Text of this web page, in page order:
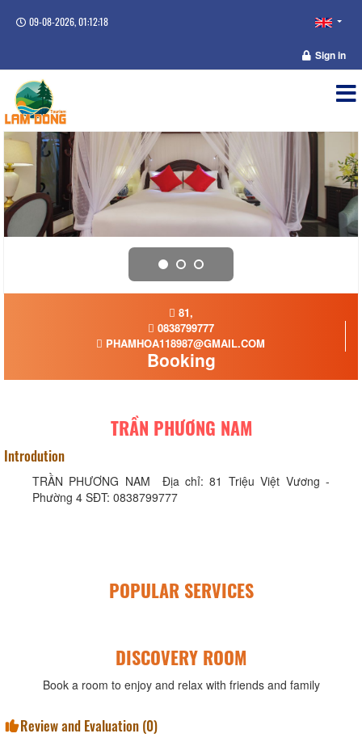
09-08-2026, 01:12:19
Sign in
81,
0838799777
PHAMHOA118987@GMAIL.COM
Booking
TRẦN PHƯƠNG NAM
Introdution
TRẦN PHƯƠNG NAM Địa chỉ: 81 Triệu Việt Vương -
Phường 4 SĐT: 0838799777
POPULAR SERVICES
DISCOVERY ROOM
Book a room to enjoy and relax with friends and family
Review and Evaluation (0)